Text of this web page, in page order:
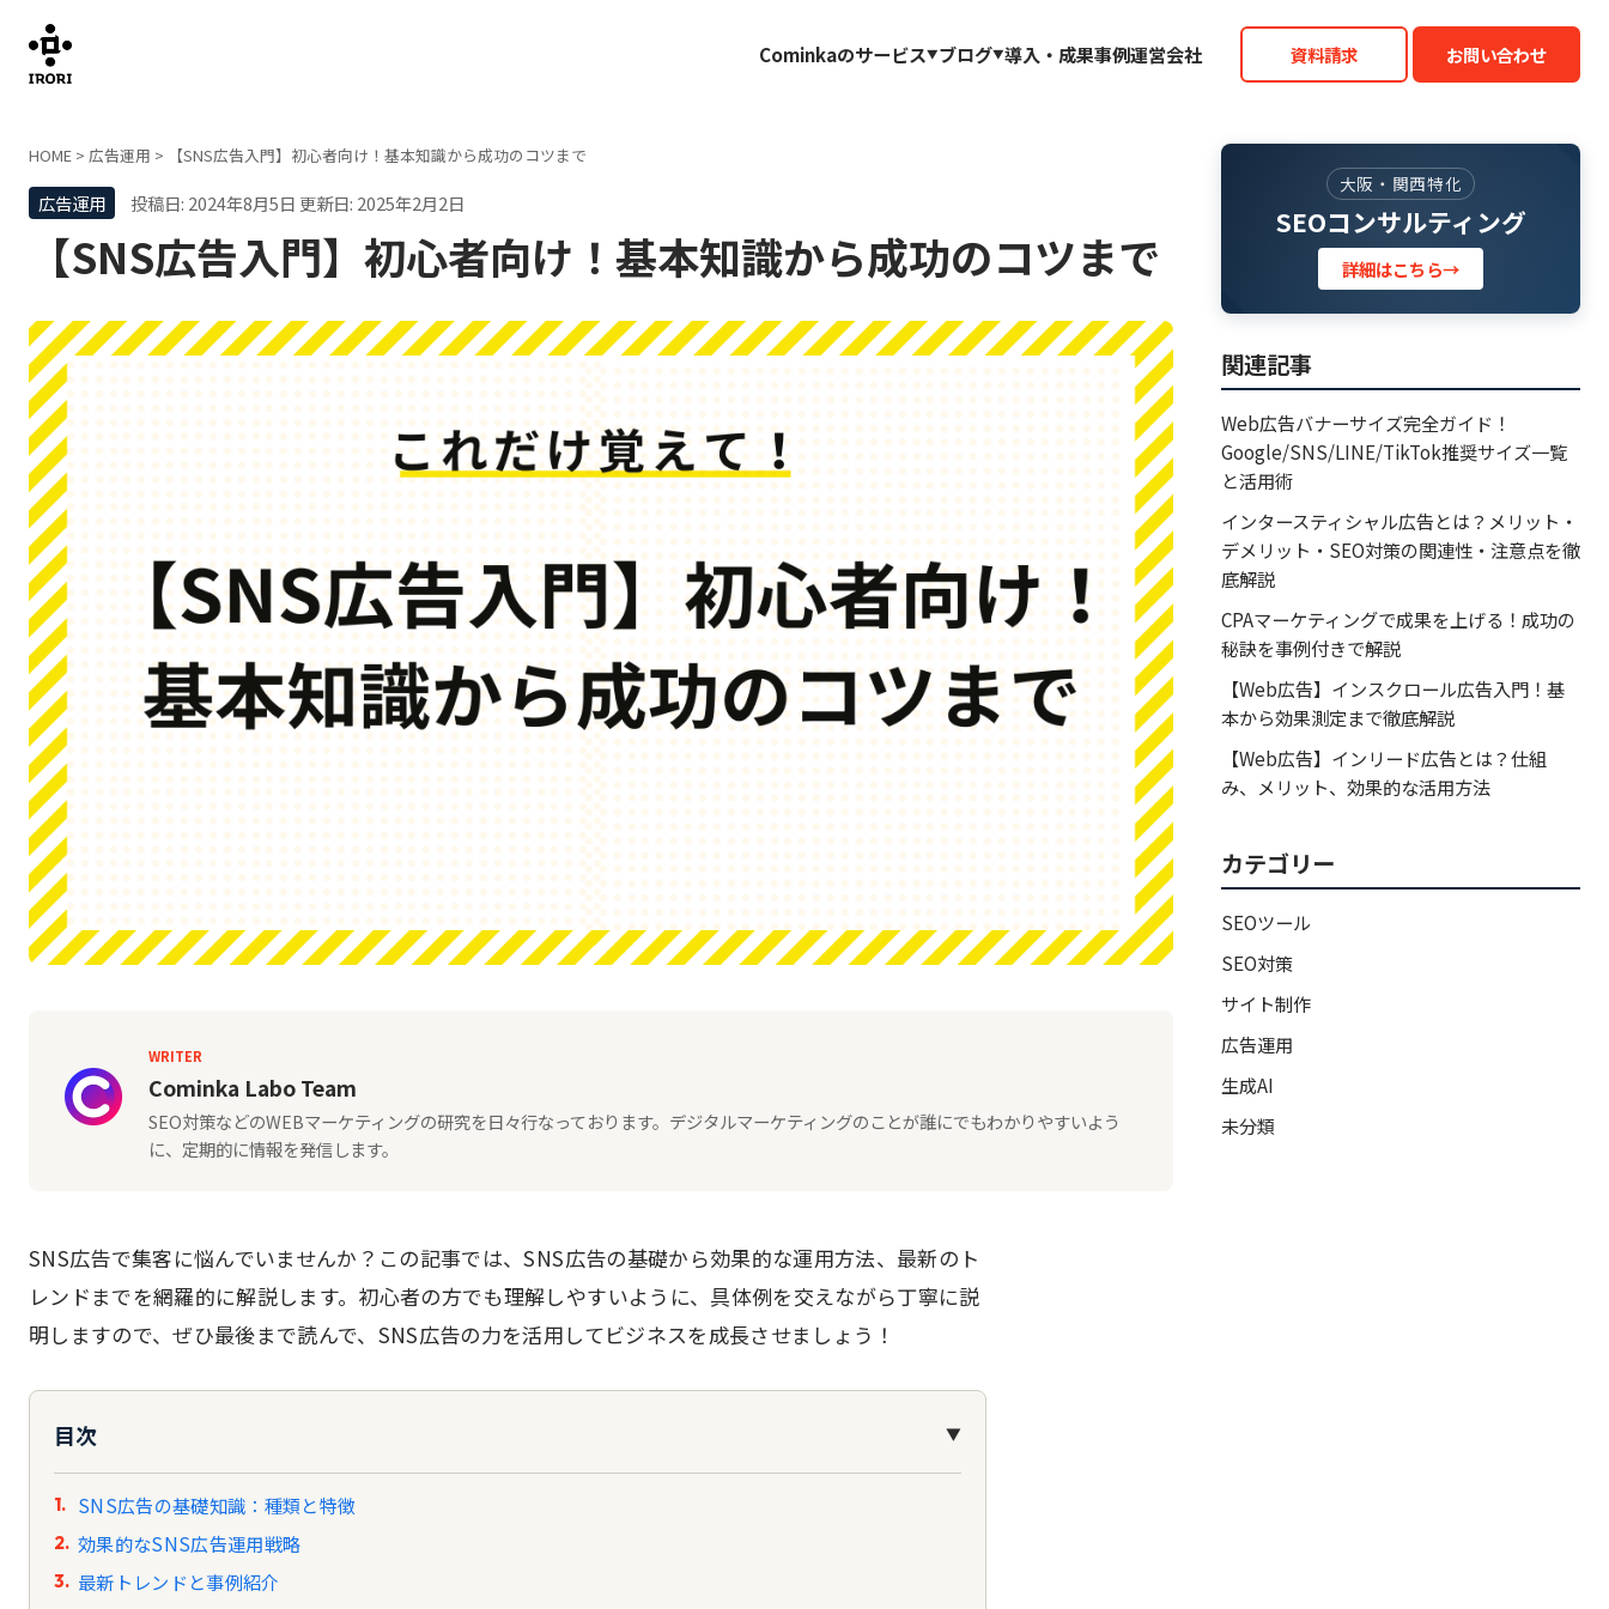
Cominkaのサービス ブログ 導入・成果事例運営会社 資料請求 お問い合わせ
HOME > 広告運用 > 【SNS広告入門】初心者向け！基本知識から成功のコツまで
広告運用 投稿日: 2024年8月5日 更新日: 2025年2月2日
【SNS広告入門】初心者向け！基本知識から成功のコツまで
WRITER
Cominka Labo Team
SEO対策などのWEBマーケティングの研究を日々行なっております。デジタルマーケティングのことが誰にでもわかりやすいよう
に、定期的に情報を発信します。
SNS広告で集客に悩んでいませんか？この記事では、SNS広告の基礎から効果的な運用方法、最新のト
レンドまでを網羅的に解説します。初心者の方でも理解しやすいように、具体例を交えながら丁寧に説
明しますので、ぜひ最後まで読んで、SNS広告の力を活用してビジネスを成長させましょう！
目次 ▼
SNS広告の基礎知識：種類と特徴
効果的なSNS広告運用戦略
最新トレンドと事例紹介
大阪・関西特化
SEOコンサルティング
詳細はこちら→
関連記事
Web広告バナーサイズ完全ガイド！
Google/SNS/LINE/TikTok推奨サイズ一覧
と活用術
インタースティシャル広告とは？メリット・
デメリット・SEO対策の関連性・注意点を徹
底解説
CPAマーケティングで成果を上げる！成功の
秘訣を事例付きで解説
【Web広告】インスクロール広告入門！基
本から効果測定まで徹底解説
【Web広告】インリード広告とは？仕組
み、メリット、効果的な活用方法
カテゴリー
SEOツール
SEO対策
サイト制作
広告運用
生成AI
未分類